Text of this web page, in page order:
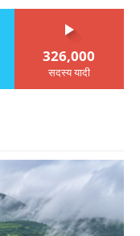
326,000
सदस्य यादी